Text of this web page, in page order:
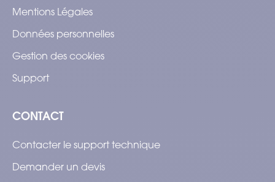
Mentions Légales
Données personnelles
Gestion des cookies
Support
CONTACT
Contacter le support technique
Demander un devis